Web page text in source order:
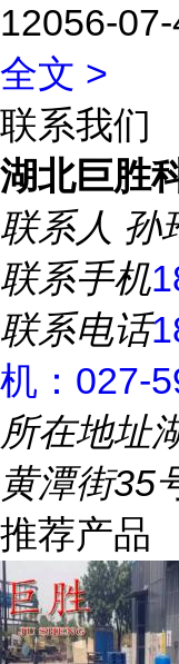
12056-
全文 >
联系我们
湖北巨胜
联系人 孙
联系手机
联系电话
机：027-
所在地址
黄潭街35
推荐产品